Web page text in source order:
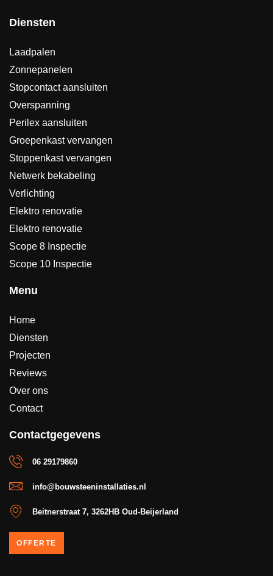
Diensten
Laadpalen
Zonnepanelen
Stopcontact aansluiten
Overspanning
Perilex aansluiten
Groepenkast vervangen
Stoppenkast vervangen
Netwerk bekabeling
Verlichting
Elektro renovatie
Elektro renovatie
Scope 8 Inspectie
Scope 10 Inspectie
Menu
Home
Diensten
Projecten
Reviews
Over ons
Contact
Contactgegevens
06 29179860
info@bouwsteeninstallaties.nl
Beitnerstraat 7, 3262HB Oud-Beijerland
OFFERTE